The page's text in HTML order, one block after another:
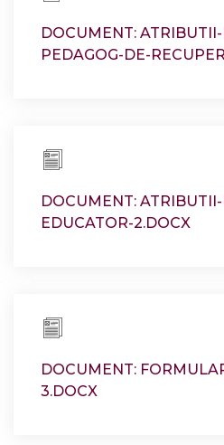
DOCUMENT:
PEDAGOG-DE-
DOCUMENT:
EDUCATOR-2.DOCX
DOCUMENT:
3.DOCX